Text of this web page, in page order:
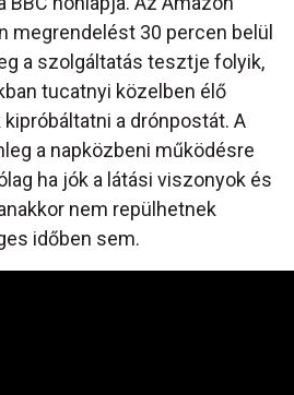
megrendelést 30 percen belül
a szolgáltatás tesztje folyik,
tucatnyi közelben élő
a drónpostát. A
a napközbeni működésre
ha jók a látási viszonyok és
nem repülhetnek
időben sem.